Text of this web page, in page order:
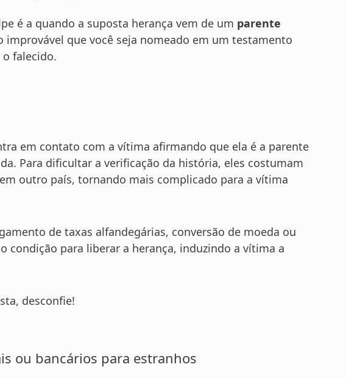
é a quando a suposta herança vem de um parente
improvável que você seja nomeado em um testamento
falecido.
em contato com a vítima afirmando que ela é a parente
Para dificultar a verificação da história, eles costumam
outro país, tornando mais complicado para a vítima
de taxas alfandegárias, conversão de moeda ou
condição para liberar a herança, induzindo a vítima a
desconfie!
ou bancários para estranhos